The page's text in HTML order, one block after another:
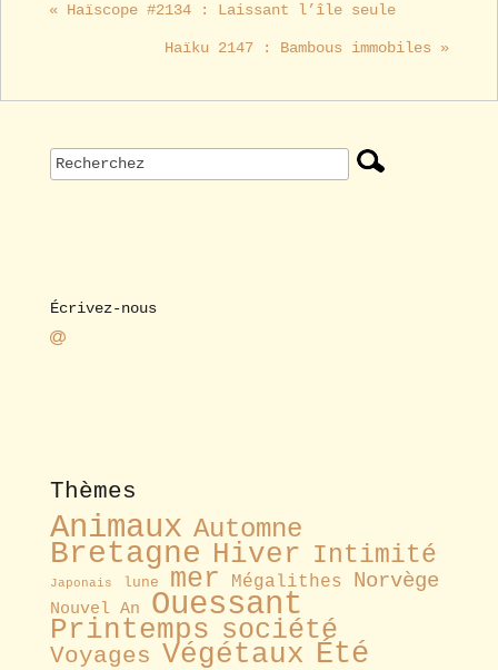
« Haïscope #2134 : Laissant l’île seule
Haïku 2147 : Bambous immobiles »
Écrivez-nous
Thèmes
Animaux Automne
Bretagne Hiver Intimité
Japonais lune mer Mégalithes Norvège
Nouvel An Ouessant
Printemps société
Voyages Végétaux Été